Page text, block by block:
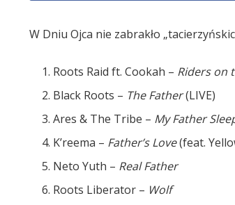
W Dniu Ojca nie zabrakło
Roots Raid ft. Cookah – Riders on
Black Roots – The Father(LIVE)
Ares & The Tribe – My Father
K’reema – Father’s Love(feat.
Neto Yuth – Real Father
Roots Liberator – Wolf